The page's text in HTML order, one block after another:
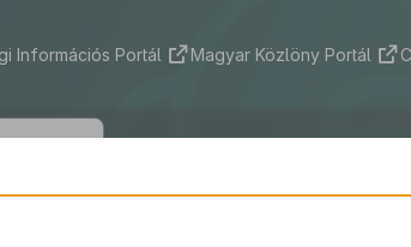
Információs Portál Magyar Közlöny Portál
Község
8/2025. (VIII. 21.)